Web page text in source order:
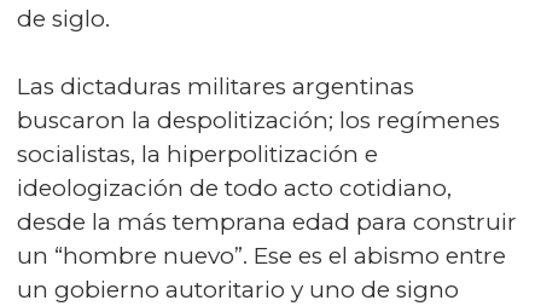
de siglo.
Las dictaduras militares argentinas
buscaron la despolitización; los regímenes
socialistas, la hiperpolitización e
ideologización de todo acto cotidiano,
desde la más temprana edad para construir
un “hombre nuevo”. Ese es el abismo entre
un gobierno autoritario y uno de signo